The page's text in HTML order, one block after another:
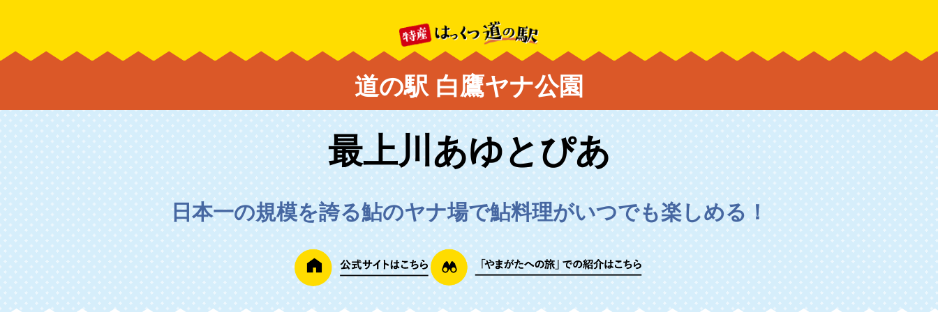
道の駅 白鷹ヤナ公園
最上川あゆとぴあ
日本一の規模を誇る鮎のヤナ場で鮎料理がいつでも楽しめる！